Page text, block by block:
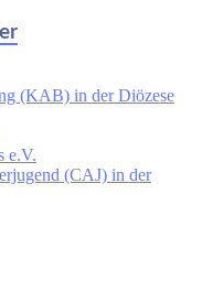
(KAB) in der Diözese
e.V.
(CAJ) in der